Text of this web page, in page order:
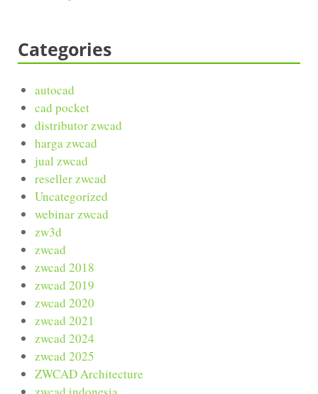
Categories
autocad
cad pocket
distributor zwcad
harga zwcad
jual zwcad
reseller zwcad
Uncategorized
webinar zwcad
zw3d
zwcad
zwcad 2018
zwcad 2019
zwcad 2020
zwcad 2021
zwcad 2024
zwcad 2025
ZWCAD Architecture